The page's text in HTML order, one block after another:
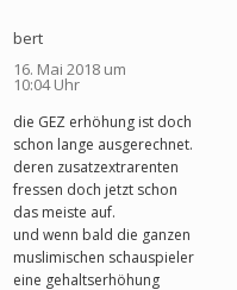
bert
16. Mai 2018 um
10:04 Uhr
die GEZ erhöhung ist doch
schon lange ausgerechnet.
deren zusatzextrarenten
fressen doch jetzt schon
das meiste auf.
und wenn bald die ganzen
muslimischen schauspieler
eine gehaltserhöhung